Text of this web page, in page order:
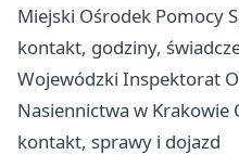
Miejski Ośrodek Pomocy
kontakt, godziny,
Wojewódzki Inspektorat
Nasiennictwa w Krakowie
kontakt, sprawy i dojazd